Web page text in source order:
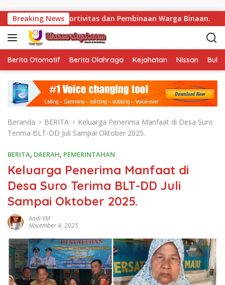
Breaking News
dan Pembinaan Warga Binaan. Bukan Sekadar
Berita Otomotif Berita Olahraga Kejahatan Nissan
Beranda BERITA
Keluarga Penerima Manfaat di Desa Suro
Terima BLT-DD Juli Sampai Oktober 2025.
BERITA, DAERAH, PEMERINTAHAN
Keluarga Penerima Manfaat di
Desa Suro Terima BLT-DD Juli
Sampai Oktober 2025.
Andi YM
November 4, 2025